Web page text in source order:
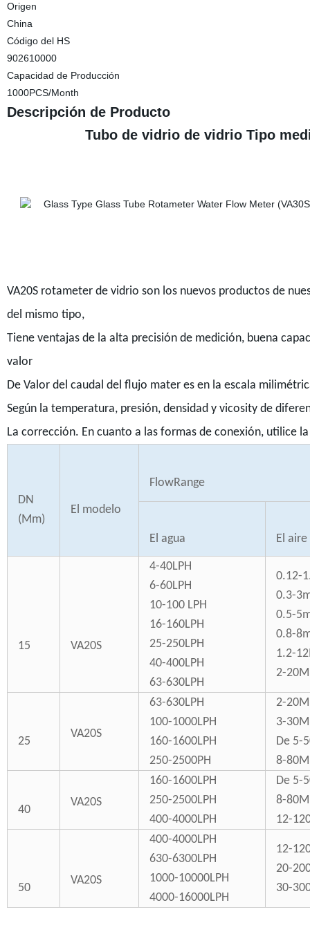
Origen
China
Código del HS
902610000
Capacidad de Producción
1000PCS/Month
Descripción de Producto
Tubo de vidrio de vidrio Tipo
VA20S rotameter de vidrio son los nuevos productos de
del mismo tipo,
Tiene ventajas de la alta precisión de medición, buena
valor
De Valor del caudal del flujo mater es en la escala
Según la temperatura, presión, densidad y vicosity de
La corrección. En cuanto a las formas de conexión, utilice
DN
(Mm)
El modelo
FlowRange
El agua El aire
15 VA20S
4-40LPH
6-60LPH
10-100 LPH
16-160LPH
25-250LPH
40-400LPH
63-630LPH
0.12-
0.3-
0.5-
0.8-
1.2-
2-
25
VA20S
63-630LPH
100-1000LPH
160-1600LPH
250-2500PH
2-
3-
De 5-
8-
40
VA20S
160-1600LPH
250-2500LPH
400-4000LPH
De 5-
8-
12-
50
VA20S
400-4000LPH
630-6300LPH
1000-10000LPH
4000-16000LPH
12-
20-
30-